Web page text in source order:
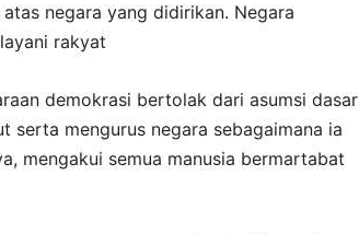
negara yang didirikan. Negara
rakyat
demokrasi bertolak dari asumsi dasar
serta mengurus negara sebagaimana ia
mengakui semua manusia bermartabat